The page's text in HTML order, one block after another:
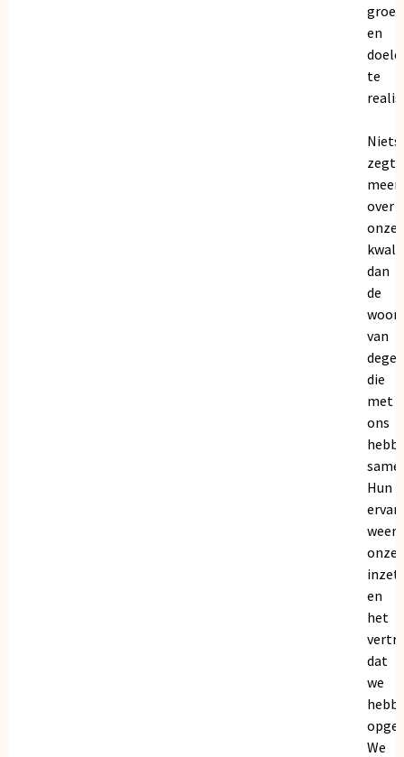
en
te
Niets
zegt
meer
over
onze
dan
de
van
die
met
ons
Hun
onze
inzet
en
het
dat
we
We